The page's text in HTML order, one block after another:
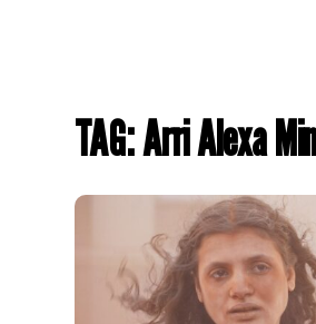
TAG: Arri Alexa